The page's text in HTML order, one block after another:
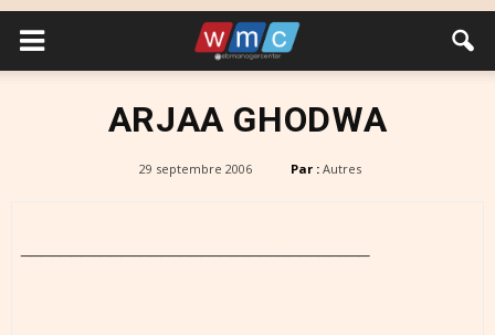
ARJAA GHODWA
29 septembre 2006 Par : Autres